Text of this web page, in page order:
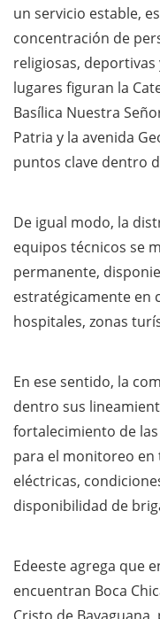
un servicio estable,
concentración de
religiosas,
lugares figuran la
Basílica Nuestra
Patria y la avenida
puntos clave dentro
De igual modo, la
equipos técnicos se
permanente,
estratégicamente en
hospitales, zonas
En ese sentido, la
dentro sus
fortalecimiento de
para el monitoreo en
eléctricas,
disponibilidad de
Edeeste agrega que
encuentran Boca